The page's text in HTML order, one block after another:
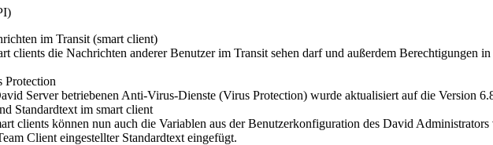
im Transit (smart client)
clients die Nachrichten anderer Benutzer im Transit sehen darf und außerdem Berechtigungen
Protection
Server betriebenen Anti-Virus-Dienste (Virus Protection) wurde aktualisiert auf die Version
Standardtext im smart client
clients können nun auch die Variablen aus der Benutzerkonfiguration des David
Client eingestellter Standardtext eingefügt.